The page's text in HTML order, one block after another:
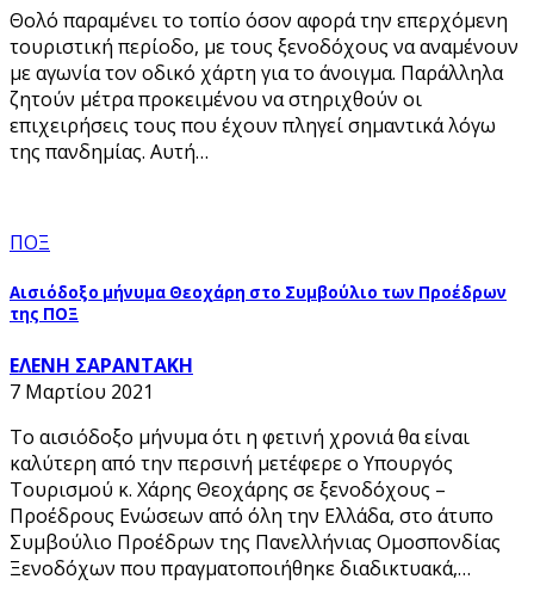
Θολό παραμένει το τοπίο όσον αφορά την επερχόμενη
τουριστική περίοδο, με τους ξενοδόχους να αναμένουν
με αγωνία τον οδικό χάρτη για το άνοιγμα. Παράλληλα
ζητούν μέτρα προκειμένου να στηριχθούν οι
επιχειρήσεις τους που έχουν πληγεί σημαντικά λόγω
της πανδημίας. Αυτή…
ΠΟΞ
Αισιόδοξο μήνυμα Θεοχάρη στο Συμβούλιο των Προέδρων
της ΠΟΞ
ΕΛΕΝΗ ΣΑΡΑΝΤΑΚΗ
7 Μαρτίου 2021
Το αισιόδοξο μήνυμα ότι η φετινή χρονιά θα είναι
καλύτερη από την περσινή μετέφερε ο Υπουργός
Τουρισμού κ. Χάρης Θεοχάρης σε ξενοδόχους –
Προέδρους Ενώσεων από όλη την Ελλάδα, στο άτυπο
Συμβούλιο Προέδρων της Πανελλήνιας Ομοσπονδίας
Ξενοδόχων που πραγματοποιήθηκε διαδικτυακά,…